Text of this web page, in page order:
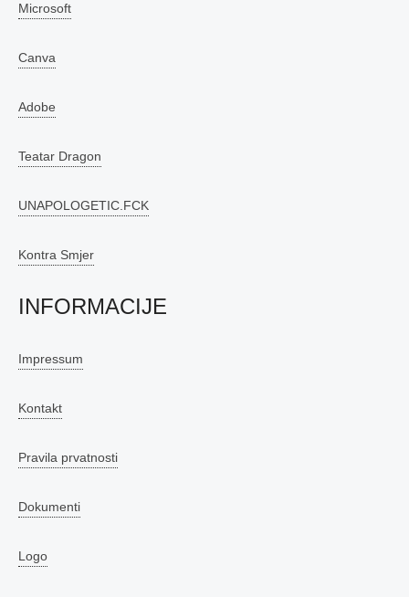
Microsoft
Canva
Adobe
Teatar Dragon
UNAPOLOGETIC.FCK
Kontra Smjer
INFORMACIJE
Impressum
Kontakt
Pravila prvatnosti
Dokumenti
Logo